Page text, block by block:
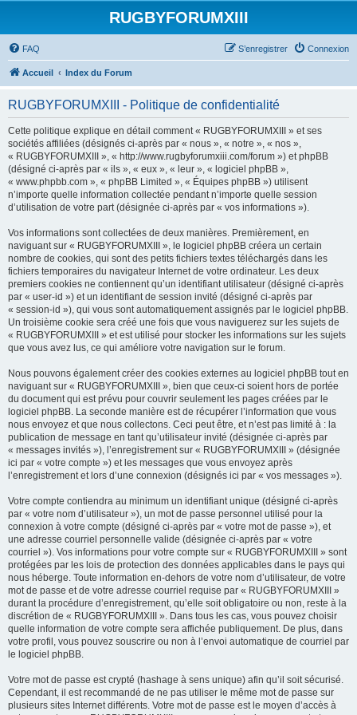
RUGBYFORUMXIII
FAQ Connexion
S’enregistrer
Accueil Index du Forum
RUGBYFORUMXIII - Politique de confidentialité
Cette politique explique en détail comment « RUGBYFORUMXIII » et ses
sociétés affiliées (désignés ci-après par « nous », « notre », « nos »,
« RUGBYFORUMXIII », « http://www.rugbyforumxiii.com/forum ») et phpBB
(désigné ci-après par « ils », « eux », « leur », « logiciel phpBB »,
« www.phpbb.com », « phpBB Limited », « Équipes phpBB ») utilisent
n’importe quelle information collectée pendant n’importe quelle session
d’utilisation de votre part (désignée ci-après par « vos informations »).
Vos informations sont collectées de deux manières. Premièrement, en
naviguant sur « RUGBYFORUMXIII », le logiciel phpBB créera un certain
nombre de cookies, qui sont des petits fichiers textes téléchargés dans les
fichiers temporaires du navigateur Internet de votre ordinateur. Les deux
premiers cookies ne contiennent qu’un identifiant utilisateur (désigné ci-après
par « user-id ») et un identifiant de session invité (désigné ci-après par
« session-id »), qui vous sont automatiquement assignés par le logiciel phpBB.
Un troisième cookie sera créé une fois que vous naviguerez sur les sujets de
« RUGBYFORUMXIII » et est utilisé pour stocker les informations sur les sujets
que vous avez lus, ce qui améliore votre navigation sur le forum.
Nous pouvons également créer des cookies externes au logiciel phpBB tout en
naviguant sur « RUGBYFORUMXIII », bien que ceux-ci soient hors de portée
du document qui est prévu pour couvrir seulement les pages créées par le
logiciel phpBB. La seconde manière est de récupérer l’information que vous
nous envoyez et que nous collectons. Ceci peut être, et n’est pas limité à : la
publication de message en tant qu’utilisateur invité (désignée ci-après par
« messages invités »), l’enregistrement sur « RUGBYFORUMXIII » (désignée
ici par « votre compte ») et les messages que vous envoyez après
l’enregistrement et lors d’une connexion (désignés ici par « vos messages »).
Votre compte contiendra au minimum un identifiant unique (désigné ci-après
par « votre nom d’utilisateur »), un mot de passe personnel utilisé pour la
connexion à votre compte (désigné ci-après par « votre mot de passe »), et
une adresse courriel personnelle valide (désignée ci-après par « votre
courriel »). Vos informations pour votre compte sur « RUGBYFORUMXIII » sont
protégées par les lois de protection des données applicables dans le pays qui
nous héberge. Toute information en-dehors de votre nom d’utilisateur, de votre
mot de passe et de votre adresse courriel requise par « RUGBYFORUMXIII »
durant la procédure d’enregistrement, qu’elle soit obligatoire ou non, reste à la
discrétion de « RUGBYFORUMXIII ». Dans tous les cas, vous pouvez choisir
quelle information de votre compte sera affichée publiquement. De plus, dans
votre profil, vous pouvez souscrire ou non à l’envoi automatique de courriel par
le logiciel phpBB.
Votre mot de passe est crypté (hashage à sens unique) afin qu’il soit sécurisé.
Cependant, il est recommandé de ne pas utiliser le même mot de passe sur
plusieurs sites Internet différents. Votre mot de passe est le moyen d’accès à